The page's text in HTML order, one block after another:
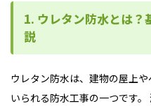
1. ウレタン防水とは？
説
ウレタン防水は、建物の屋上
いられる防水工事の一つです